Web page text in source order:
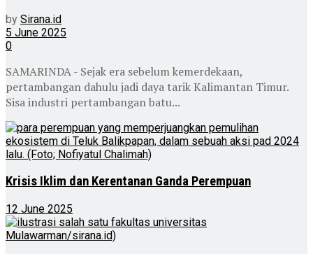
by Sirana.id
5 June 2025
0
SAMARINDA - Sejak era sebelum kemerdekaan,
pertambangan dahulu jadi daya tarik Kalimantan Timur.
Sisa industri pertambangan batu...
Krisis Iklim dan Kerentanan Ganda Perempuan
12 June 2025